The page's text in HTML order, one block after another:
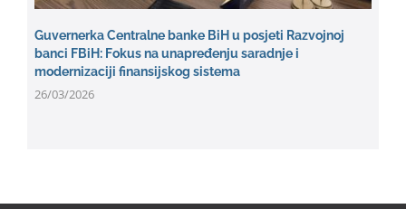
Guvernerka Centralne banke BiH u posjeti Razvojnoj
banci FBiH: Fokus na unapređenju saradnje i
modernizaciji finansijskog sistema
26/03/2026